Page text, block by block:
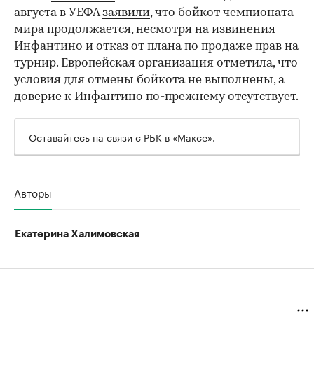
августа в УЕФАзаявили, что бойкот чемпионата
мира продолжается, несмотря на извинения
Инфантино и отказ от плана по продаже прав на
турнир. Европейская организация отметила, что
условия для отмены бойкота не выполнены, а
доверие к Инфантино по-прежнему отсутствует.
Оставайтесь на связи с РБК в «Максе».
Авторы
Екатерина Халимовская